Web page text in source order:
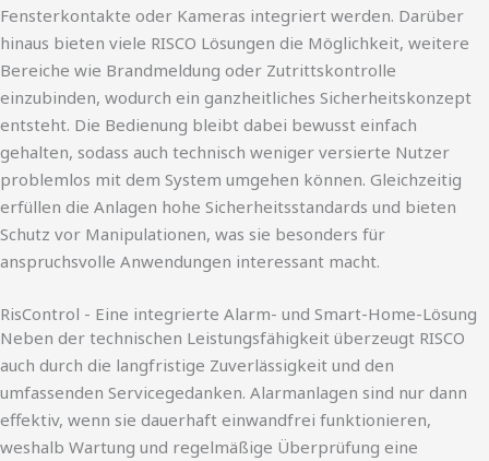
Fensterkontakte oder Kameras integriert werden. Darüber
hinaus bieten viele RISCO Lösungen die Möglichkeit, weitere
Bereiche wie Brandmeldung oder Zutrittskontrolle
einzubinden, wodurch ein ganzheitliches Sicherheitskonzept
entsteht. Die Bedienung bleibt dabei bewusst einfach
gehalten, sodass auch technisch weniger versierte Nutzer
problemlos mit dem System umgehen können. Gleichzeitig
erfüllen die Anlagen hohe Sicherheitsstandards und bieten
Schutz vor Manipulationen, was sie besonders für
anspruchsvolle Anwendungen interessant macht.
RisControl - Eine integrierte Alarm- und Smart-Home-Lösung
Neben der technischen Leistungsfähigkeit überzeugt RISCO
auch durch die langfristige Zuverlässigkeit und den
umfassenden Servicegedanken. Alarmanlagen sind nur dann
effektiv, wenn sie dauerhaft einwandfrei funktionieren,
weshalb Wartung und regelmäßige Überprüfung eine